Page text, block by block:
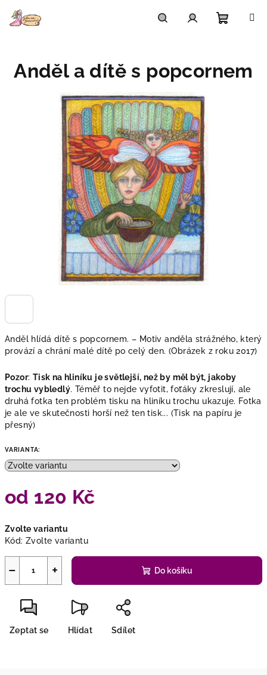
obsah
košík
Anděl hlídá dítě s popcornem. – Motiv anděla strážného, který
provází a chrání malé dítě po celý den. (Obrázek z roku 2017)
Pozor: Tisk na hliníku je světlejší, než by měl být, jakoby
trochu vybledlý. Téměř to nejde vyfotit, foťáky zkreslují, ale
druhá fotka ten problém tisku na hliníku trochu ukazuje. Fotka
je ale ve skutečnosti horší než ten tisk... (Tisk na papíru je
přesný)
VARIANTA:
od 120 Kč
cena:
Zvolte variantu
Kód: Zvolte variantu
+
− Do košíku
Zeptat se Hlídat Sdílet
Anděl a dítě s popcornem